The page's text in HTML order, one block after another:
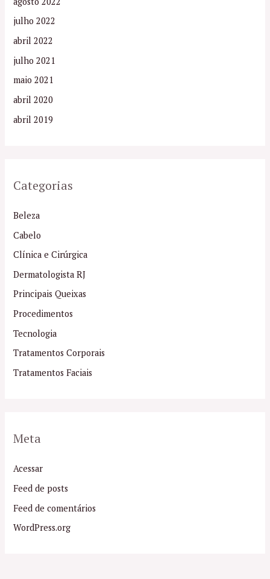
julho 2022
abril 2022
julho 2021
maio 2021
abril 2020
abril 2019
Categorias
Beleza
Cabelo
Clínica e Cirúrgica
Dermatologista RJ
Principais Queixas
Procedimentos
Tecnologia
Tratamentos Corporais
Tratamentos Faciais
Meta
Acessar
Feed de posts
Feed de comentários
WordPress.org